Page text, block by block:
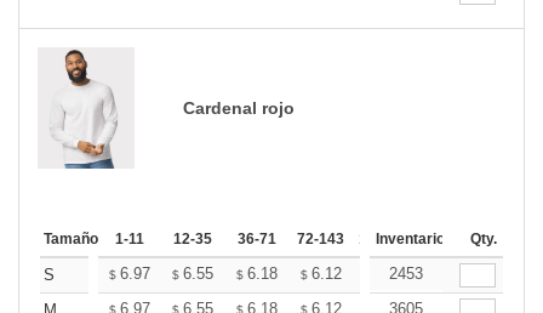
Cardenal rojo
Tamaño 1-11 12-35 36-71 72-143 144-287 288 + Más
Inventario Qty.
S $ 6.97 $ 6.55 $ 6.18 $ 6.12 6.02
2453
$ 6.97 $ 6.55 $ 6.18 $ 6.12 6.02
3605